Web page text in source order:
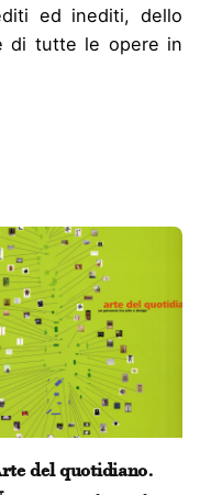
ed inediti, dello
di tutte le opere in
I campi
del quotidiano.